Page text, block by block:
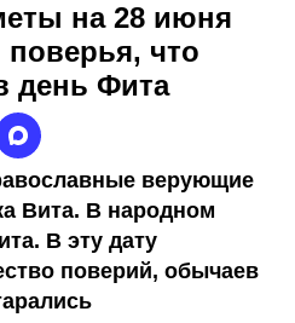
на 28 июня
поверья, что
день Фита
верующие
Вита. В народном
В эту дату
поверий, обычаев